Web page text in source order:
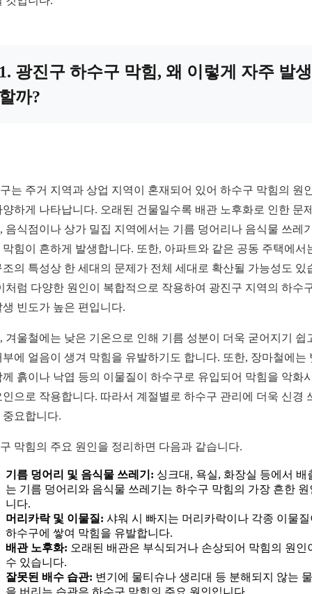
광진구 하수구 막힘, 왜 이렇게 자주 발생
까?
는 주거 지역과 상업 지역이 혼재되어 있어 하수구 막힘의 원
양하게 나타납니다. 오래된 건물일수록 배관 노후화로 인한 문
음식점이나 상가 밀집 지역에서는 기름 덩어리나 음식물 쓰레
막힘이 흔하게 발생합니다. 또한, 아파트와 같은 공동 주택에서
조의 특성상 한 세대의 문제가 전체 세대로 확산될 가능성도 있
처럼 다양한 원인이 복합적으로 작용하여 광진구 지역의 하수
생 빈도가 높은 편입니다.
겨울철에는 낮은 기온으로 인해 기름 성분이 더욱 굳어지기 쉽
부에 얼음이 생겨 막힘을 유발하기도 합니다. 또한, 장마철에는
께 흙이나 낙엽 등의 이물질이 하수구로 유입되어 막힘을 악화
인으로 작용합니다. 따라서 계절별로 하수구 관리에 더욱 신경
중요합니다.
막힘의 주요 원인을 정리하면 다음과 같습니다.
기름 덩어리 및 음식물 쓰레기: 싱크대, 욕실, 화장실 등에서 배
는 기름 덩어리와 음식물 쓰레기는 하수구 막힘의 가장 흔한 원
니다.
머리카락 및 이물질: 샤워 시 빠지는 머리카락이나 각종 이물질
하수구에 쌓여 막힘을 유발합니다.
배관 노후화: 오래된 배관은 부식되거나 손상되어 막힘의 원인
수 있습니다.
잘못된 배수 습관: 변기에 물티슈나 생리대 등 분해되지 않는
을 버리는 습관은 하수구 막힘의 주요 원인입니다.